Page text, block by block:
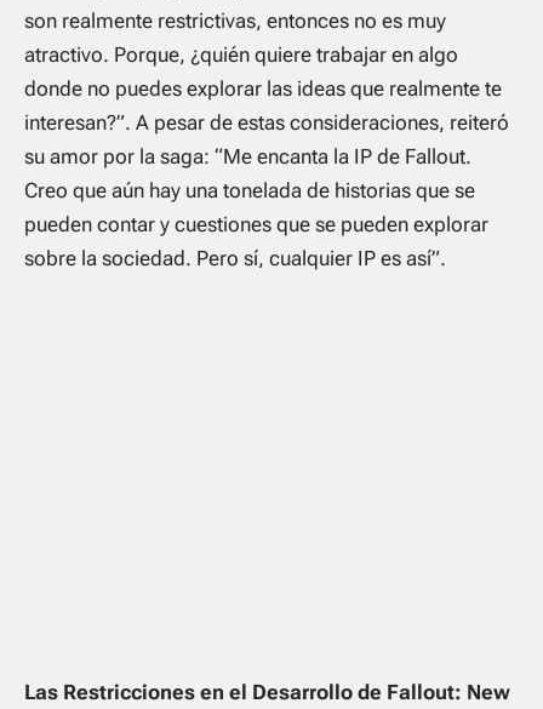
son realmente restrictivas, entonces no es muy
atractivo. Porque, ¿quién quiere trabajar en algo
donde no puedes explorar las ideas que realmente te
interesan?”. A pesar de estas consideraciones, reiteró
su amor por la saga: “Me encanta la IP de Fallout.
Creo que aún hay una tonelada de historias que se
pueden contar y cuestiones que se pueden explorar
sobre la sociedad. Pero sí, cualquier IP es así”.
Las Restricciones en el Desarrollo de Fallout: New